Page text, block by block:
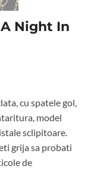
Night In
cu spatele gol,
model
sclipitoare.
grija sa probati
de